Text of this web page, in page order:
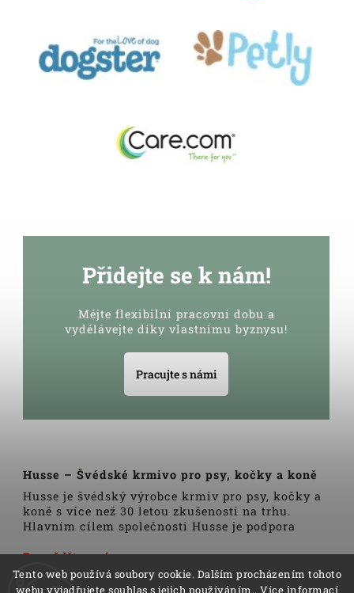
Tento web používá soubory cookie. Dalším procházením tohoto
webu vyjadřujete souhlas s jejich používáním.. Více informací
Přidejte se k nám!
Mějte flexibilní pracovní dobu a
vydělávejte díky vlastnímu byznysu!
Pracujte s námi
Husse – Švédské krmivo pro psy, kočky a koně
Husse je švédský výrobce krmiv pro psy, kočky a
koně s více než 30 letou zkušeností na trhu.
Hlavním cílem společnosti Husse je podpora
Veškerá krmiva, pamlsky a doplňky Husse jsou
vyrobeny pouze z nejkvalitnějších a pečlivě
vybraných surovin. Všechny produkty se vyrábí
Dozvědět se více